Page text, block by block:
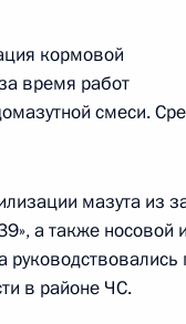
кормовой
время работ
смеси.
мазута из
а также носовой
в районе ЧС.